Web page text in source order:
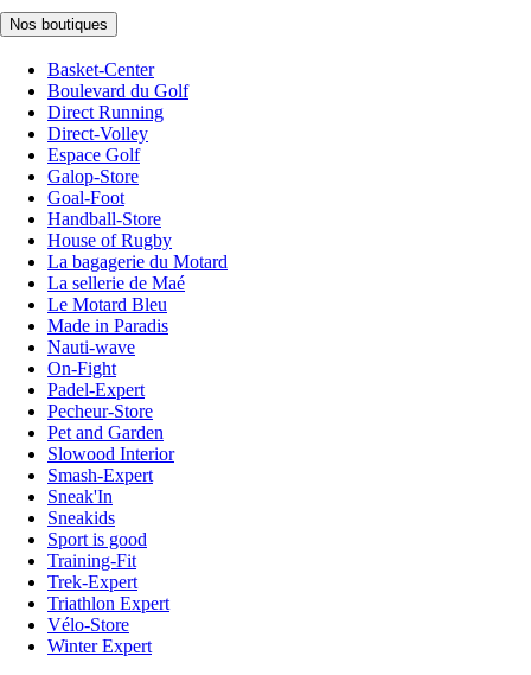
Nos boutiques
Basket-Center
Boulevard du Golf
Direct Running
Direct-Volley
Espace Golf
Galop-Store
Goal-Foot
Handball-Store
House of Rugby
La bagagerie du Motard
La sellerie de Maé
Le Motard Bleu
Made in Paradis
Nauti-wave
On-Fight
Padel-Expert
Pecheur-Store
Pet and Garden
Slowood Interior
Smash-Expert
Sneak'In
Sneakids
Sport is good
Training-Fit
Trek-Expert
Triathlon Expert
Vélo-Store
Winter Expert